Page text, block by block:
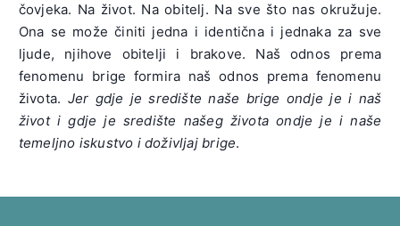
čovjeka. Na život. Na obitelj. Na sve što nas okružuje.
Ona se može činiti jedna i identična i jednaka za sve
ljude, njihove obitelji i brakove. Naš odnos prema
fenomenu brige formira naš odnos prema fenomenu
života. Jer gdje je središte naše brige ondje je i naš
život i gdje je središte našeg života ondje je i naše
temeljno iskustvo i doživljaj brige.